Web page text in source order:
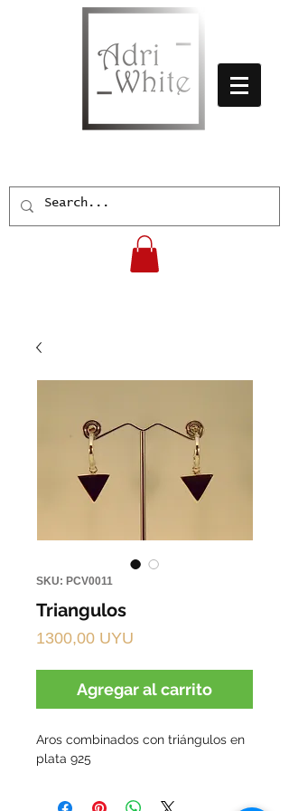
SKU: PCV0011
Triangulos
1300,00 UYU
Agregar al carrito
Aros combinados con triángulos en
plata 925